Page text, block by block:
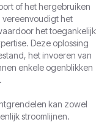
of het hergebruiken
vereenvoudigt het
het toegankelijk
Deze oplossing
het invoeren van
enkele ogenblikken
kan zowel
stroomlijnen.